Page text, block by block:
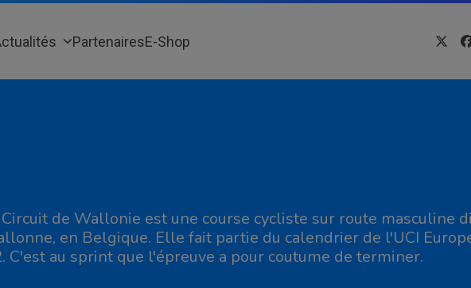
PartenairesE-Shop
Circuit de Wallonie est une course cycliste sur route masculine
en Belgique. Elle fait partie du calendrier de l'UCI
C'est au sprint que l'épreuve a pour coutume de terminer.